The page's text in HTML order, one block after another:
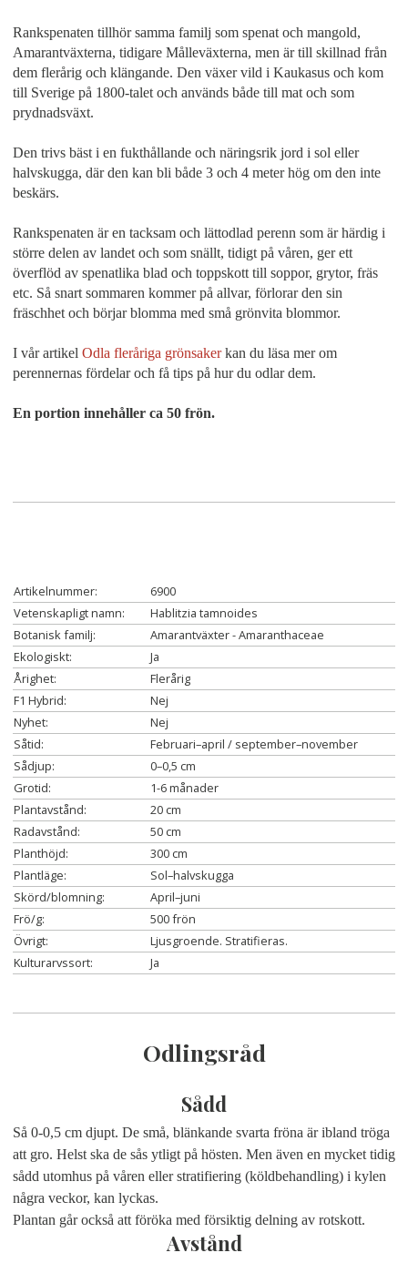
Rankspenaten tillhör samma familj som spenat och mangold,
Amarantväxterna, tidigare Målleväxterna, men är till skillnad från
dem flerårig och klängande. Den växer vild i Kaukasus och kom
till Sverige på 1800-talet och används både till mat och som
prydnadsväxt.
Den trivs bäst i en fukthållande och näringsrik jord i sol eller
halvskugga, där den kan bli både 3 och 4 meter hög om den inte
beskärs.
Rankspenaten är en tacksam och lättodlad perenn som är härdig i
större delen av landet och som snällt, tidigt på våren, ger ett
överflöd av spenatlika blad och toppskott till soppor, grytor, fräs
etc. Så snart sommaren kommer på allvar, förlorar den sin
fräschhet och börjar blomma med små grönvita blommor.
I vår artikel Odla fleråriga grönsakerkan du läsa mer om
perennernas fördelar och få tips på hur du odlar dem.
En portion innehåller ca 50 frön.
Artikelnummer:
6900
Vetenskapligt namn:
Hablitzia tamnoides
Botanisk familj:
Amarantväxter - Amaranthaceae
Ekologiskt:
Ja
Årighet:
Flerårig
F1 Hybrid:
Nej
Nyhet:
Nej
Såtid:
Februari–april / september–november
Sådjup:
0–0,5 cm
Grotid:
1-6 månader
Plantavstånd:
20 cm
Radavstånd:
50 cm
Planthöjd:
300 cm
Plantläge:
Sol–halvskugga
Skörd/blomning:
April–juni
Frö/g:
500 frön
Övrigt:
Ljusgroende. Stratifieras.
Kulturarvssort:
Ja
Odlingsråd
Sådd
Så 0-0,5 cm djupt. De små, blänkande svarta fröna är ibland tröga
att gro. Helst ska de sås ytligt på hösten. Men även en mycket tidig
sådd utomhus på våren eller stratifiering (köldbehandling) i kylen
några veckor, kan lyckas.
Plantan går också att föröka med försiktig delning av rotskott.
Avstånd